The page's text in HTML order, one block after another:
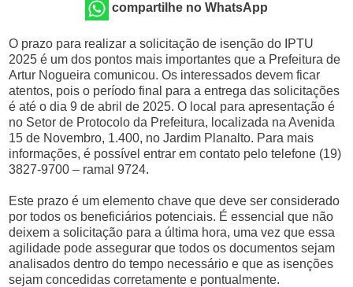
compartilhe no WhatsApp
O prazo para realizar a solicitação de isenção do IPTU
2025 é um dos pontos mais importantes que a Prefeitura de
Artur Nogueira comunicou. Os interessados devem ficar
atentos, pois o período final para a entrega das solicitações
é até o dia 9 de abril de 2025. O local para apresentação é
no Setor de Protocolo da Prefeitura, localizada na Avenida
15 de Novembro, 1.400, no Jardim Planalto. Para mais
informações, é possível entrar em contato pelo telefone (19)
3827-9700 – ramal 9724.
Este prazo é um elemento chave que deve ser considerado
por todos os beneficiários potenciais. É essencial que não
deixem a solicitação para a última hora, uma vez que essa
agilidade pode assegurar que todos os documentos sejam
analisados dentro do tempo necessário e que as isenções
sejam concedidas corretamente e pontualmente.